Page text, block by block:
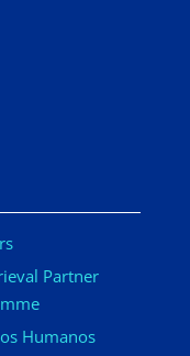
Partner
Humanos